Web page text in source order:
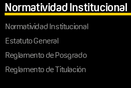
Normatividad Institucional
Normatividad Institucional
Estatuto General
Reglamento de Posgrado
Reglamento de Titulación